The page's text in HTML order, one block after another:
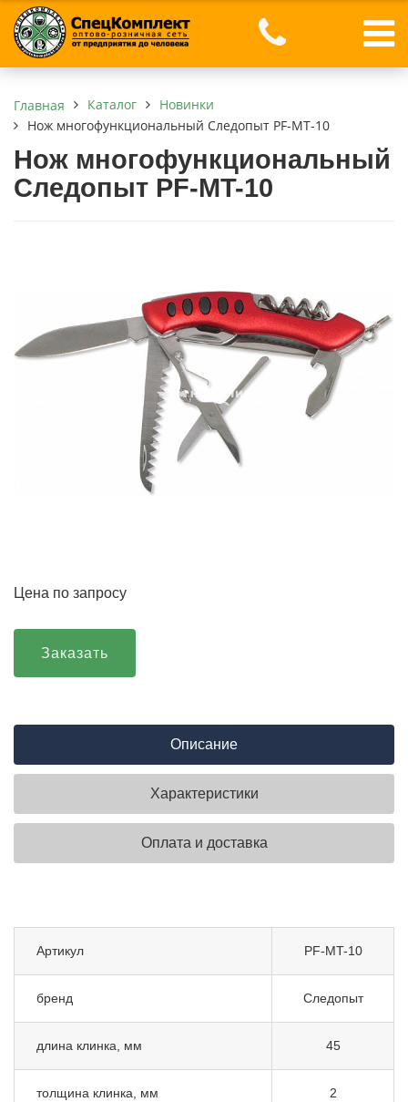
Главная Каталог
Новинки
Нож многофункциональный Следопыт PF-MT-10
Нож многофункциональный
Следопыт PF-MT-10
Цена по запросу
Заказать
Описание
Характеристики
Оплата и доставка
Артикул PF-MT-10
бренд Следопыт
длина клинка, мм 45
толщина клинка, мм 2